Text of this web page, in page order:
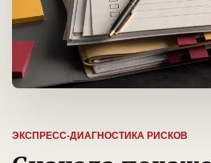
ЭКСПРЕСС-ДИАГНОСТИКА РИСКОВ